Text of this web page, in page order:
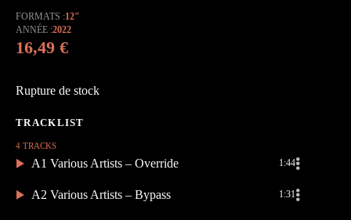
FORMATS 12"
ANNÉE 2022
16,49 €
Rupture de stock
4 TRACKS
A1 Various Artists – Override 1:44
A2 Various Artists – Bypass 1:31